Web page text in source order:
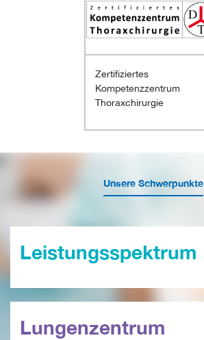
Zertifiziertes
Kompetenzzentrum
Thoraxchirurgie
Unsere Schwerpunkte
Leistungsspektrum
Lungenzentrum